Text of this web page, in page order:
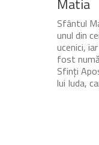
Matia
Sfântul
unul din
ucenici,
fost
Sfinți
lui Iuda,